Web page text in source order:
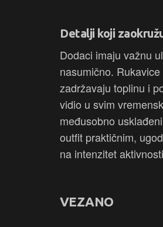
Detalji koji
Dodaci imaju važnu
nasumično.
zadržavaju toplinu i
vidio u svim
međusobno
outfit praktičnim,
na intenzitet
VEZANO